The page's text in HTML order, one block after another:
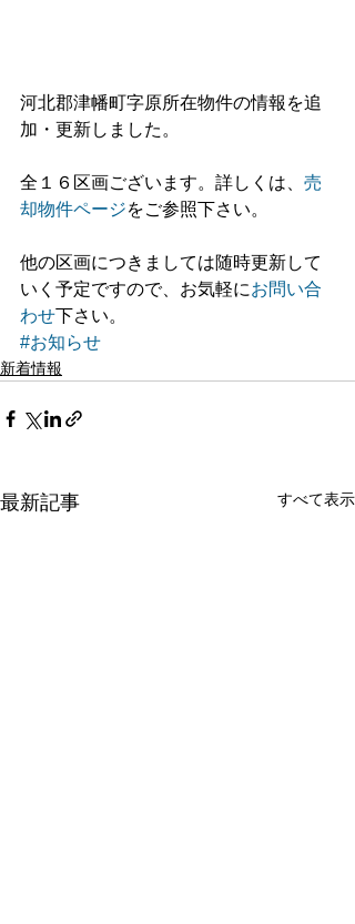
河北郡津幡町字原所在物件の情報を追
加・更新しました。
全１６区画ございます。詳しくは、 売
却物件ページをご参照下さい。
他の区画につきましては随時更新して
いく予定ですので、お気軽にお問い合
わせ下さい。
#お知らせ
新着情報
最新記事 すべて表示